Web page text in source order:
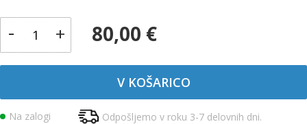
- + 80,00 €
V KOŠARICO
Na zalogi Odpošljemo v roku 3-7 delovnih dni.